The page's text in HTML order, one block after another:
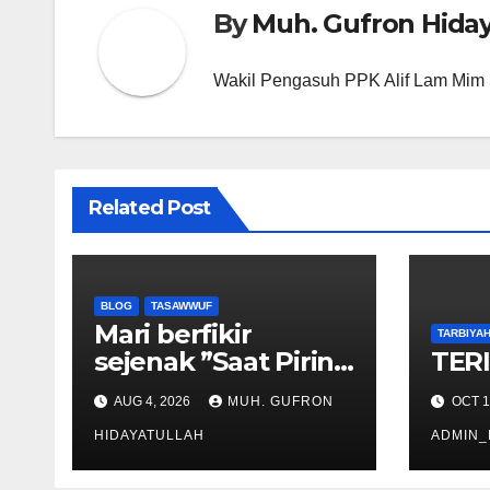
ByMuh. Gufron
Wakil Pengasuh PPK Alif Lam Mim
Related Post
BLOG TASAWWUF
Mari berfikir
sejenak ”Saat Piring
Dianggap Nasi:
Ketika Sarana
Disalahpahami
sebagai Tujuan”
AUG 4, 2026 MUH. GUFRON
HIDAYATULLAH
TARBIYAH
OCT